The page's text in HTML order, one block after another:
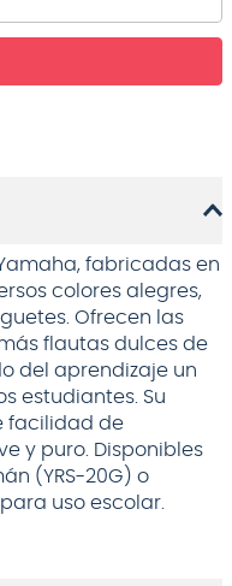
fabricadas en
colores alegres,
Ofrecen las
flautas dulces de
del aprendizaje un
estudiantes. Su
facilidad de
y puro. Disponibles
(YRS-20G) o
uso escolar.